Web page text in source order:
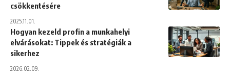
csökkentésére
2025.11.01.
Hogyan kezeld profin a munkahelyi
elvárásokat: Tippek és stratégiák a
sikerhez
2026.02.09.